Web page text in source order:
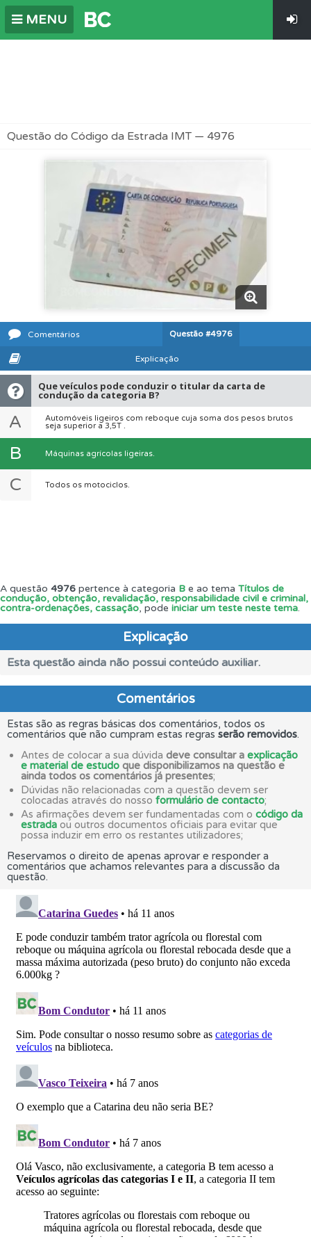
MENU
Questão do Código da Estrada IMT — 4976
Comentários Questão #4976
Explicação
Que veículos pode conduzir o titular da carta de
condução da categoria B?
A
Automóveis ligeiros com reboque cuja soma dos pesos brutos
seja superior a 3,5T .
B Máquinas agrícolas ligeiras.
C Todos os motociclos.
A questão 4976 pertence à categoria B e ao tema Títulos de
condução, obtenção, revalidação, responsabilidade civil e criminal,
contra-ordenações, cassação, pode iniciar um teste neste tema.
Explicação
Esta questão ainda não possui conteúdo auxiliar.
Comentários
Estas são as regras básicas dos comentários, todos os
comentários que não cumpram estas regras serão removidos.
Antes de colocar a sua dúvida deve consultar a explicação
e material de estudo que disponibilizamos na questão e
ainda todos os comentários já presentes;
Dúvidas não relacionadas com a questão devem ser
colocadas através do nosso formulário de contacto;
As afirmações devem ser fundamentadas com o código da
estrada ou outros documentos oficiais para evitar que
possa induzir em erro os restantes utilizadores;
Reservamos o direito de apenas aprovar e responder a
comentários que achamos relevantes para a discussão da
questão.